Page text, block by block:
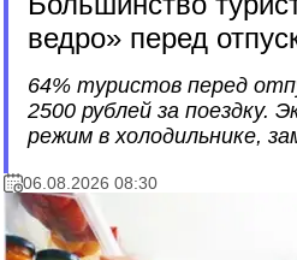
ведро» перед
64% туристов перед
2500 рублей за поездку.
режим в холодильнике,
06.08.2026 08:30